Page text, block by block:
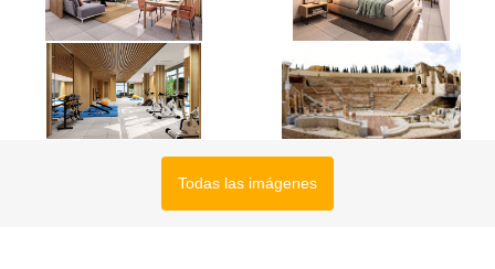
Todas las imágenes